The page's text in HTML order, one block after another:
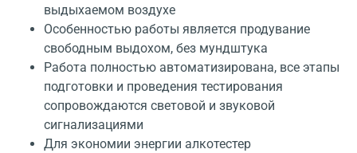
выдыхаемом воздухе
Особенностью работы является продувание
свободным выдохом, без мундштука
Работа полностью автоматизирована, все этапы
подготовки и проведения тестирования
сопровождаются световой и звуковой
сигнализациями
Для экономии энергии алкотестер